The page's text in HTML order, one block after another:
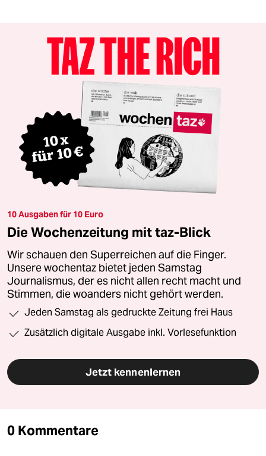
10 Ausgaben für 10 Euro
Die Wochenzeitung mit taz-Blick
Wir schauen den Superreichen auf die Finger.
Unsere wochentaz bietet jeden Samstag
Journalismus, der es nicht allen recht macht und
Stimmen, die woanders nicht gehört werden.
Jeden Samstag als gedruckte Zeitung frei Haus
Zusätzlich digitale Ausgabe inkl. Vorlesefunktion
Jetzt kennenlernen
0 Kommentare